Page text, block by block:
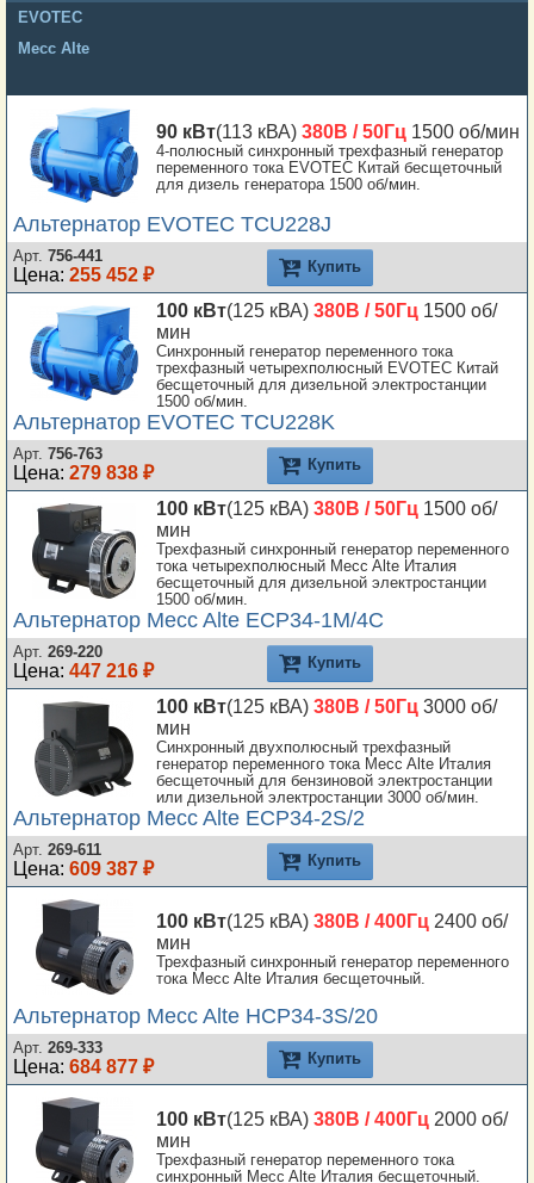
EVOTEC
Mecc Alte
90 кВт(113 кВА) 380В / 50Гц 1500 об/мин
4-полюсный синхронный трехфазный генератор
переменного тока EVOTEC Китай бесщеточный
для дизель генератора 1500 об/мин.
Альтернатор EVOTEC TCU228J
Арт. 756-441
Цена: 255 452 ₽ Купить
100 кВт(125 кВА) 380В / 50Гц 1500 об/
мин
Синхронный генератор переменного тока
трехфазный четырехполюсный EVOTEC Китай
бесщеточный для дизельной электростанции
1500 об/мин.
Альтернатор EVOTEC TCU228K
Арт. 756-763
Цена: 279 838 ₽ Купить
100 кВт(125 кВА) 380В / 50Гц 1500 об/
мин
Трехфазный синхронный генератор переменного
тока четырехполюсный Mecc Alte Италия
бесщеточный для дизельной электростанции
1500 об/мин.
Альтернатор Mecc Alte ECP34-1M/4C
Арт. 269-220
Цена: 447 216 ₽ Купить
100 кВт(125 кВА) 380В / 50Гц 3000 об/
мин
Синхронный двухполюсный трехфазный
генератор переменного тока Mecc Alte Италия
бесщеточный для бензиновой электростанции
или дизельной электростанции 3000 об/мин.
Альтернатор Mecc Alte ECP34-2S/2
Арт. 269-611
Цена: 609 387 ₽ Купить
100 кВт(125 кВА) 380В / 400Гц 2400 об/
мин
Трехфазный синхронный генератор переменного
тока Mecc Alte Италия бесщеточный.
Альтернатор Mecc Alte HCP34-3S/20
Арт. 269-333
Цена: 684 877 ₽ Купить
100 кВт(125 кВА) 380В / 400Гц 2000 об/
мин
Трехфазный генератор переменного тока
синхронный Mecc Alte Италия бесщеточный.